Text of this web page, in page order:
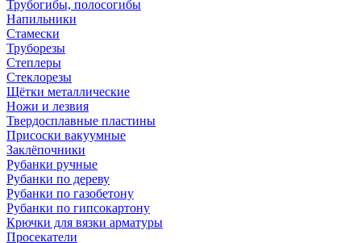
Трубогибы, полосогибы
Напильники
Стамески
Труборезы
Степлеры
Стеклорезы
Щётки металлические
Ножи и лезвия
Твердосплавные пластины
Присоски вакуумные
Заклёпочники
Рубанки ручные
Рубанки по дереву
Рубанки по газобетону
Рубанки по гипсокартону
Крючки для вязки арматуры
Просекатели